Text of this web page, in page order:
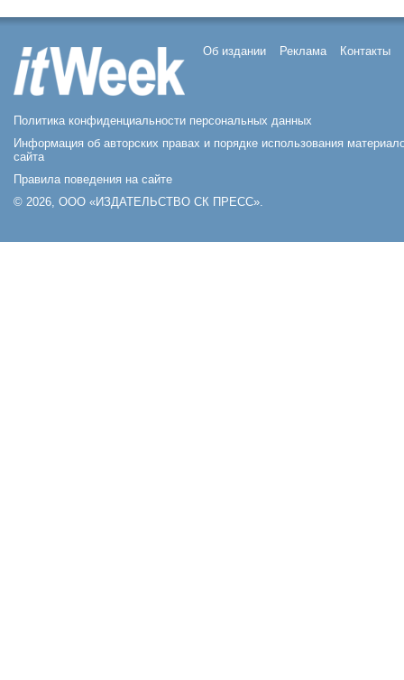
Об издании Реклама Контакты
Политика конфиденциальности персональных данных
Информация об авторских правах и порядке использования
сайта
Правила поведения на сайте
© 2026, ООО «ИЗДАТЕЛЬСТВО СК ПРЕСС».